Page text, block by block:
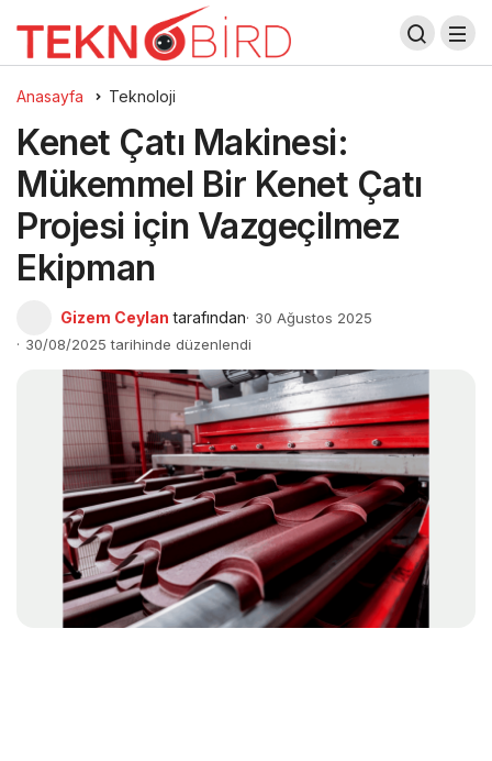
Anasayfa Teknoloji
Kenet Çatı Makinesi:
Mükemmel Bir Kenet Çatı
Projesi için Vazgeçilmez
Ekipman
Gizem Ceylan tarafından
30 Ağustos 2025
30/08/2025 tarihinde düzenlendi